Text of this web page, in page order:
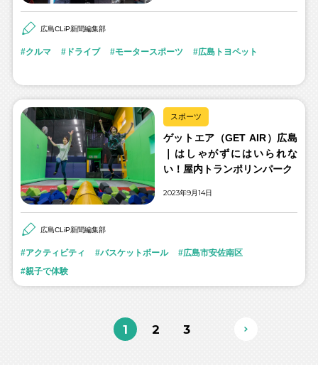
広島CLiP新聞編集部
クルマ ドライブ モータースポーツ 広島トヨペット
スポーツ
ゲットエア（GET AIR）広島
｜はしゃがずにはいられな
い！屋内トランポリンパーク
2023年9月14日
広島CLiP新聞編集部
アクティビティ バスケットボール
広島市安佐南区
親子で体験
1 2 3